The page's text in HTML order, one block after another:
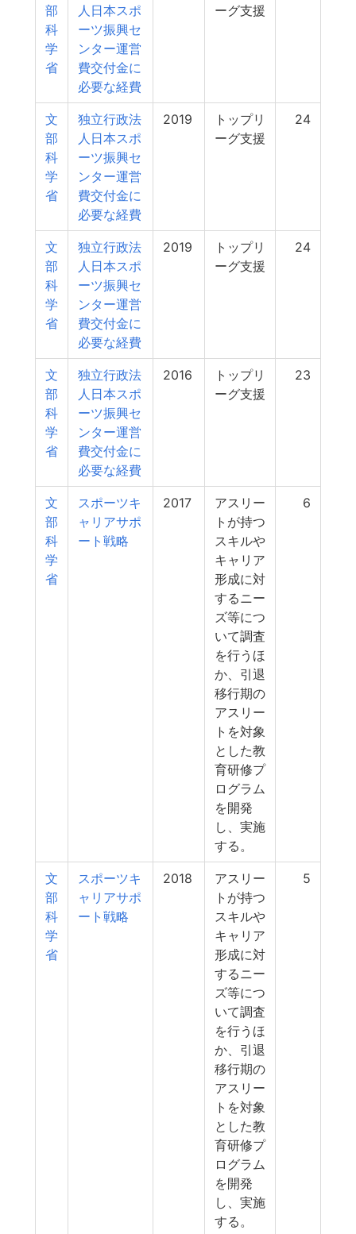
部
科
学
省
人日本スポ
ーツ振興セ
ンター運営
費交付金に
必要な経費
ーグ支援
文
部
科
学
省
独立行政法
人日本スポ
ーツ振興セ
ンター運営
費交付金に
必要な経費
2019
トップリ
ーグ支援
24
文
部
科
学
省
独立行政法
人日本スポ
ーツ振興セ
ンター運営
費交付金に
必要な経費
2019
トップリ
ーグ支援
24
文
部
科
学
省
独立行政法
人日本スポ
ーツ振興セ
ンター運営
費交付金に
必要な経費
2016
トップリ
ーグ支援
23
文
部
科
学
省
スポーツキ
ャリアサポ
ート戦略
2017
アスリー
トが持つ
スキルや
キャリア
形成に対
するニー
ズ等につ
いて調査
を行うほ
か、引退
移行期の
アスリー
トを対象
とした教
育研修プ
ログラム
を開発
し、実施
する。
6
文
部
科
学
省
スポーツキ
ャリアサポ
ート戦略
2018
アスリー
トが持つ
スキルや
キャリア
形成に対
するニー
ズ等につ
いて調査
を行うほ
か、引退
移行期の
アスリー
トを対象
とした教
育研修プ
ログラム
を開発
し、実施
する。
5